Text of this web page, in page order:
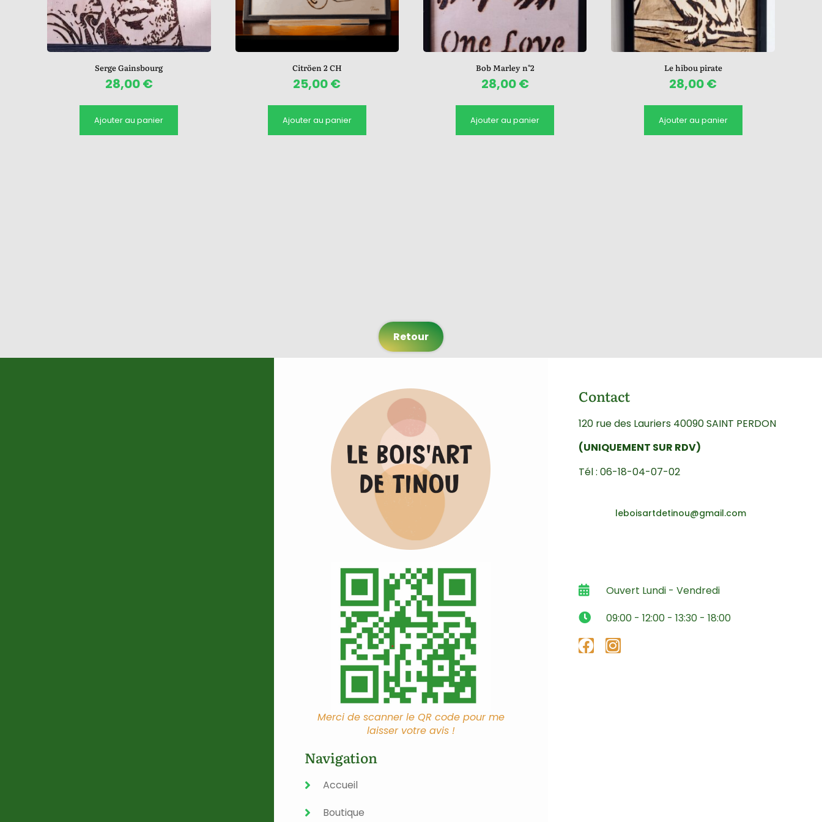
Serge Gainsbourg
28,00€
Ajouter au panier
Citröen 2 CH
25,00€
Ajouter au panier
Bob Marley n°2
28,00€
Ajouter au panier
Le hibou pirate
28,00€
Ajouter au panier
Retour
Merci de scanner le QR code pour me
laisser votre avis !
Navigation
Accueil
Boutique
Contact
120 rue des Lauriers 40090 SAINT PERDON
(UNIQUEMENT SUR RDV)
Tél : 06-18-04-07-02
leboisartdetinou@gmail.com
Ouvert Lundi - Vendredi
09:00 - 12:00 - 13:30 - 18:00